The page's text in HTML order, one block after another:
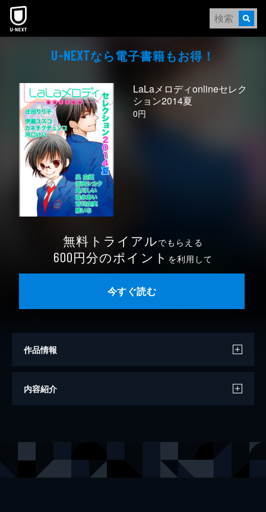
本文へスキップ
U-NEXTなら電⼦書籍もお得！
LaLaメロディonlineセレク
ション2014夏
0円
無料トライアルでもらえる
600円分のポイント を利用して
今すぐ読む
作品情報
著者
レーベル 花とゆめコミックス
内容紹介